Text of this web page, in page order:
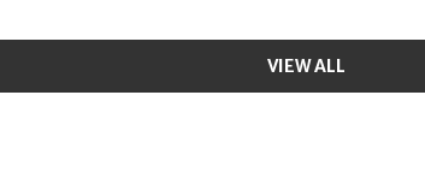
VIEW ALL